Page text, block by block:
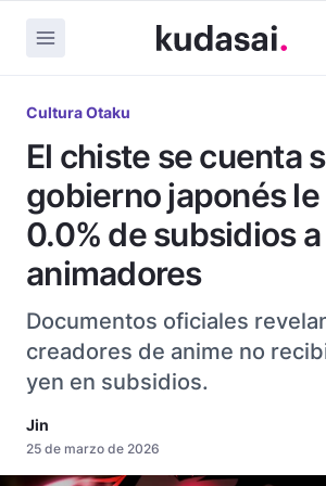
Cultura Otaku
El chiste se cuenta
gobierno japonés le
0.0% de subsidios
animadores
Documentos oficiales
creadores de anime no
yen en subsidios.
Jin
25 de marzo de 2026